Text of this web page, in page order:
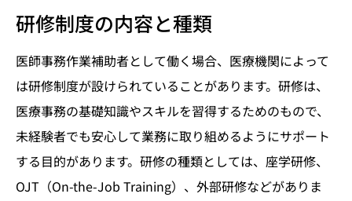
研修制度の内容と種類
医師事務作業補助者として働く場合、医療機関によって
は研修制度が設けられていることがあります。研修は、
医療事務の基礎知識やスキルを習得するためのもので、
未経験者でも安心して業務に取り組めるようにサポート
する目的があります。研修の種類としては、座学研修、
OJT（On-the-Job Training）、外部研修などがありま